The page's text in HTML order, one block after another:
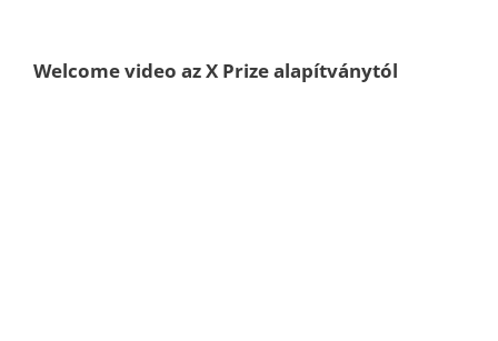
Welcome video az X Prize alapítványtól